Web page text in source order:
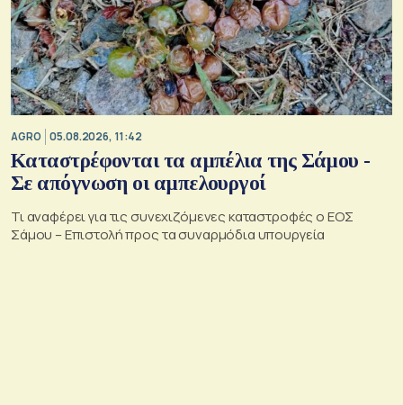
AGRO 05.08.2026, 11:42
Καταστρέφονται τα αμπέλια της Σάμου -
Σε απόγνωση οι αμπελουργοί
Τι αναφέρει για τις συνεχιζόμενες καταστροφές ο ΕΟΣ
Σάμου – Επιστολή προς τα συναρμόδια υπουργεία